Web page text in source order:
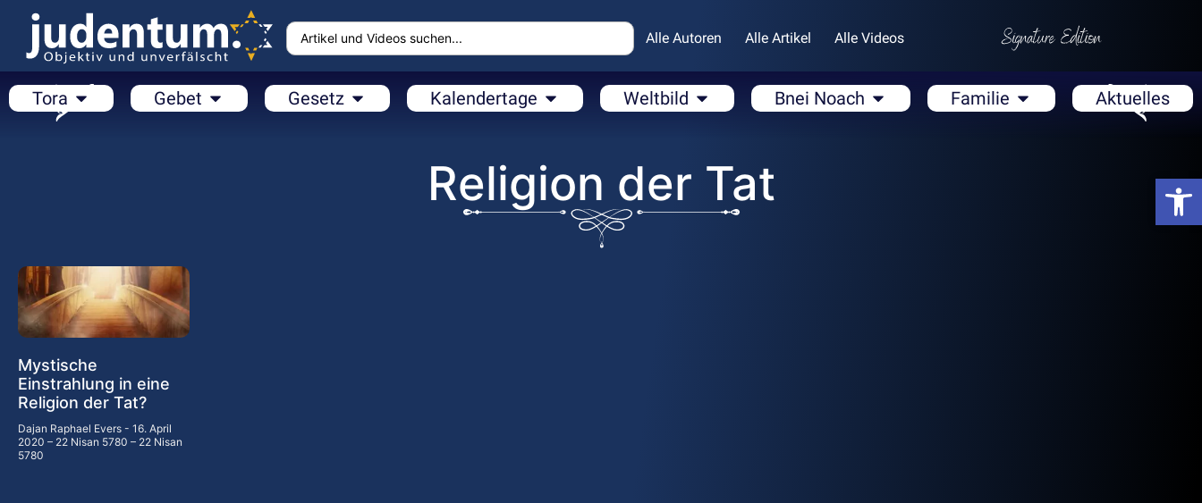
Alle Autoren Alle Artikel Alle Videos
Tora Gebet Gesetz Kalendertage Weltbild Bnei Noach Familie Aktuelles
Religion der Tat
Mystische
Einstrahlung in eine
Religion der Tat?
Dajan Raphael Evers
16. April
2020 – 22 Nisan 5780 – 22 Nisan
5780